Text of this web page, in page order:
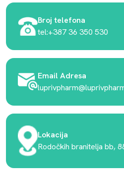
Broj telefona
tel:+387 36 350 530
Email Adresa
Lokacija
Rodočkih branitelja bb,